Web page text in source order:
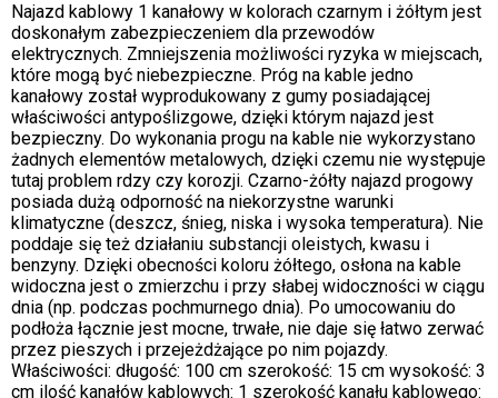
Najazd kablowy 1 kanałowy w kolorach czarnym i żółtym jest
doskonałym zabezpieczeniem dla przewodów
elektrycznych. Zmniejszenia możliwości ryzyka w miejscach,
które mogą być niebezpieczne. Próg na kable jedno
kanałowy został wyprodukowany z gumy posiadającej
właściwości antypoślizgowe, dzięki którym najazd jest
bezpieczny. Do wykonania progu na kable nie wykorzystano
żadnych elementów metalowych, dzięki czemu nie występuje
tutaj problem rdzy czy korozji. Czarno-żółty najazd progowy
posiada dużą odporność na niekorzystne warunki
klimatyczne (deszcz, śnieg, niska i wysoka temperatura). Nie
poddaje się też działaniu substancji oleistych, kwasu i
benzyny. Dzięki obecności koloru żółtego, osłona na kable
widoczna jest o zmierzchu i przy słabej widoczności w ciągu
dnia (np. podczas pochmurnego dnia). Po umocowaniu do
podłoża łącznie jest mocne, trwałe, nie daje się łatwo zerwać
przez pieszych i przejeżdżające po nim pojazdy.
Właściwości: długość: 100 cm szerokość: 15 cm wysokość: 3
cm ilość kanałów kablowych: 1 szerokość kanału kablowego: